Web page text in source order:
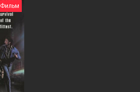
Фильм